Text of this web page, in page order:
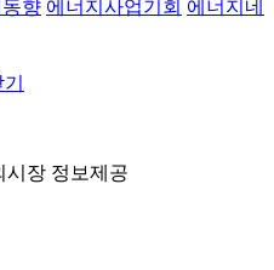
향 에너지사업기회 에너지네
시장 정보제공